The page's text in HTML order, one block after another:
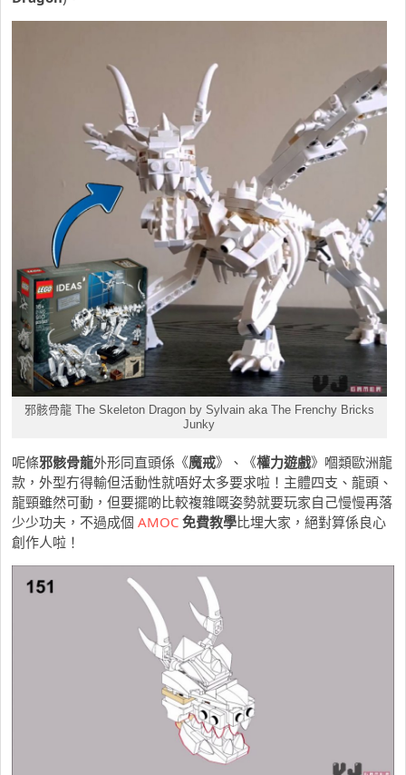
邪骸骨龍 The Skeleton Dragon by Sylvain aka The Frenchy Bricks
Junky
呢條邪骸骨龍外形同直頭係《魔戒》、《權力遊戲》嗰類歐洲龍
款，外型冇得輸但活動性就唔好太多要求啦！主體四支、龍頭、
龍頸雖然可動，但要擺啲比較複雜嘅姿勢就要玩家自己慢慢再落
少少功夫，不過成個 AMOC 免費教學比埋大家，絕對算係良心
創作人啦！